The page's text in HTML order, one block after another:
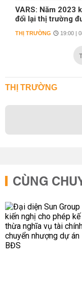
VARS: Năm 2023
đổi lại thị trường
THỊ TRƯỜNG 19:00 |
THỊ TRƯỜNG
CÙNG